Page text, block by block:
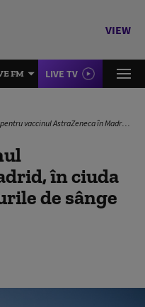
VIEW
FM LIVE TV
vaccinul AstraZeneca în Madrid, în ciuda asocierii cu cheagurile de sânge
în ciuda
de sânge